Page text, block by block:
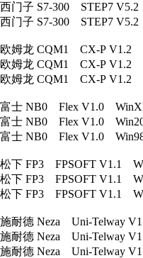
西门子 S7-300 STEP7
西门子 S7-300 STEP7
欧姆龙 CQM1 CX-P
欧姆龙 CQM1 CX-P
欧姆龙 CQM1 CX-P
富士 NB0 Flex V1.0
富士 NB0 Flex V1.0
富士 NB0 Flex V1.0
松下 FP3 FPSOFT V1.1
松下 FP3 FPSOFT V1.1
松下 FP3 FPSOFT V1.1
施耐德 Neza Uni-Telway
施耐德 Neza Uni-Telway
施耐德 Neza Uni-Telway